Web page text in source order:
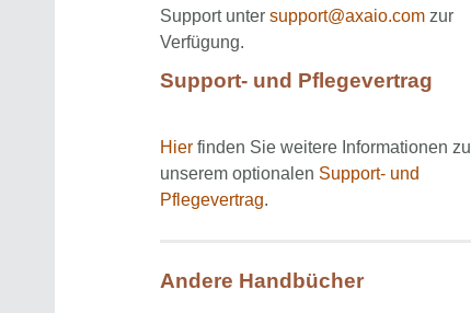
Support unter support@axaio.com zur
Verfügung.
Support- und Pflegevertrag
Hier finden Sie weitere Informationen zu
unserem optionalen Support- und
Pflegevertrag.
Andere Handbücher